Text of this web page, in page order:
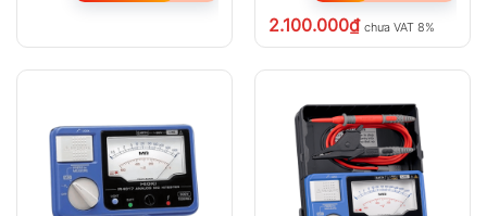
2.100.000₫ chưa VAT 8%